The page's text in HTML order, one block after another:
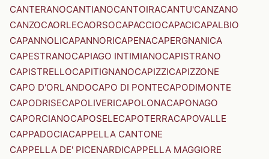
CANTERANOCANTIANOCANTOIRACANTU'CANZANO
CANZOCAORLECAORSOCAPACCIOCAPACICAPALBIO
CAPANNOLICAPANNORICAPENACAPERGNANICA
CAPESTRANOCAPIAGO INTIMIANOCAPISTRANO
CAPISTRELLOCAPITIGNANOCAPIZZICAPIZZONE
CAPO D'ORLANDOCAPO DI PONTECAPODIMONTE
CAPODRISECAPOLIVERICAPOLONACAPONAGO
CAPORCIANOCAPOSELECAPOTERRACAPOVALLE
CAPPADOCIACAPPELLA CANTONE
CAPPELLA DE' PICENARDICAPPELLA MAGGIORE